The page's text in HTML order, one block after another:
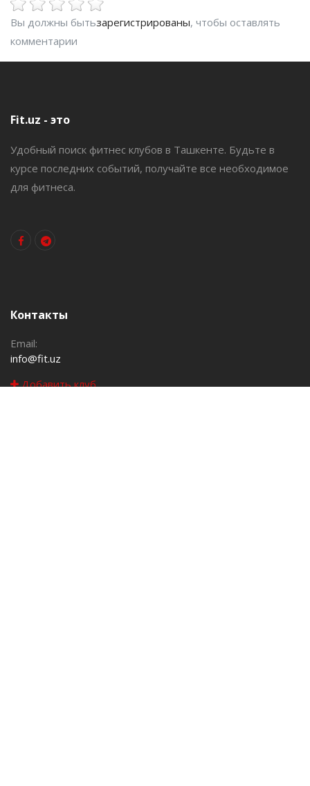
Вы должны бытьзарегистрированы, чтобы оставлять
комментарии
Fit.uz - это
Удобный поиск фитнес клубов в Ташкенте. Будьте в
курсе последних событий, получайте все необходимое
для фитнеса.
Контакты
Email:
info@fit.uz
Добавить клуб